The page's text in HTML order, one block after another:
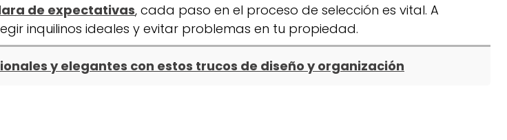
de expectativas, cada paso en el proceso de selección es vital. A
inquilinos ideales y evitar problemas en tu propiedad.
y elegantes con estos trucos de diseño y organización